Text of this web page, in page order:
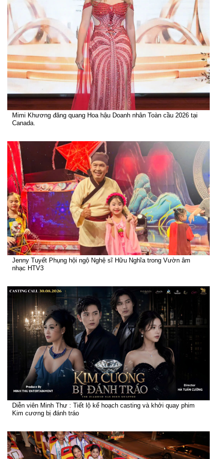
Mimi Khương đăng quang Hoa hậu Doanh nhân Toàn cầu 2026 tại
Canada.
Jenny Tuyết Phụng hội ngộ Nghệ sĩ Hữu Nghĩa trong Vườn âm
nhạc HTV3
Diễn viên Minh Thư : Tiết lộ kế hoạch casting và khởi quay phim
Kim cương bị đánh tráo